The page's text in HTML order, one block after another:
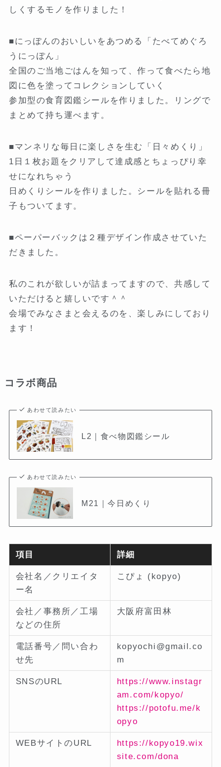
しくするモノを作りました！
■にっぽんのおいしいをあつめる「たべてめぐろ
うにっぽん」
全国のご当地ごはんを知って、作って食べたら地
図に色を塗ってコレクションしていく
参加型の食育図鑑シールを作りました。リングで
まとめて持ち運べます。
■マンネリな毎日に楽しさを生む「日々めくり」
1日１枚お題をクリアして達成感とちょっぴり幸
せになれちゃう
日めくりシールを作りました。シールを貼れる冊
子もついてます。
■ペーパーバックは２種デザイン作成させていた
だきました。
私のこれが欲しいが詰まってますので、共感して
いただけると嬉しいです＾＾
会場でみなさまと会えるのを、楽しみにしており
ます！
コラボ商品
あわせて読みたい
L2｜食べ物図鑑シール
あわせて読みたい
M21｜今日めくり
項目 詳細
会社名／クリエイタ
ー名
こぴょ (kopyo)
会社／事務所／工場
などの住所
大阪府富田林
電話番号／問い合わ
せ先
kopyochi@gmail.co
m
SNSのURL
https://www.instagr
am.com/kopyo/
https://potofu.me/k
opyo
WEBサイトのURL
https://kopyo19.wix
site.com/dona